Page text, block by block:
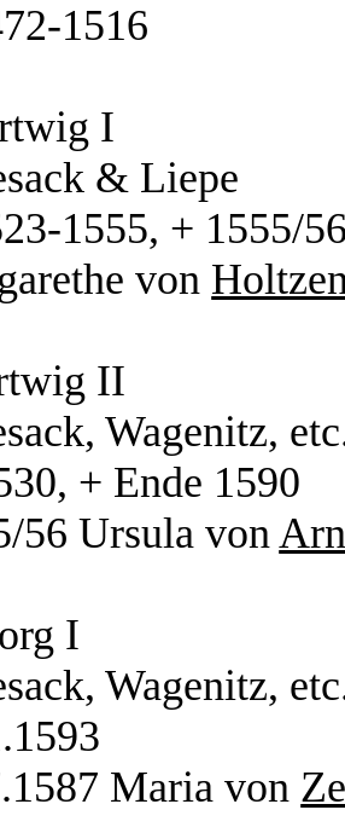
1516
I
& Liepe
1555,
von
II
Wagenitz,
+ Ende
56 Ursula von
I
Wagenitz,
Maria von